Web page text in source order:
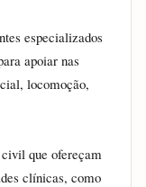
especializados
apoiar nas
locomoção,
que ofereçam
clínicas, como